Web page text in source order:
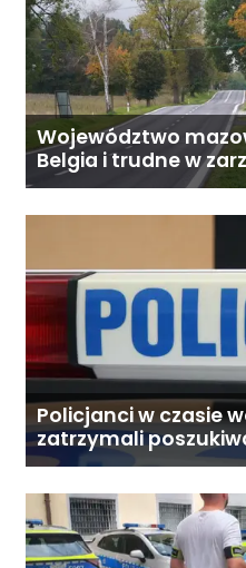
Województwo
Belgia i trudne w
proponują podział
Policjanci w czasie
zatrzymali